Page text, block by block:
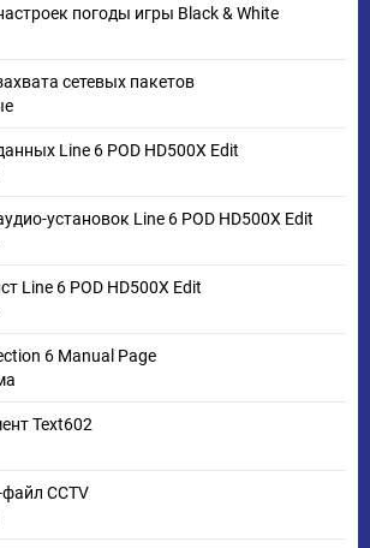
погоды игры Black & White
сетевых пакетов
Line 6 POD HD500X Edit
установок Line 6 POD HD500X Edit
Line 6 POD HD500X Edit
6 Manual Page
Text602
CCTV